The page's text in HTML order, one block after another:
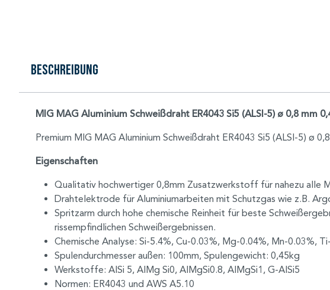
Beschreibung
MIG MAG Aluminium Schweißdraht ER4043 Si5 (ALSI-5) ø 0,8 mm
Premium MIG MAG Aluminium Schweißdraht ER4043 Si5 (ALSI-5) ø
Eigenschaften
Qualitativ hochwertiger 0,8mm Zusatzwerkstoff für nahezu alle
Drahtelektrode für Aluminiumarbeiten mit Schutzgas wie z.B.
Spritzarm durch hohe chemische Reinheit für beste
rissempfindlichen Schweißergebnissen.
Chemische Analyse: Si-5.4%, Cu-0.03%, Mg-0.04%, Mn-0.03%,
Spulendurchmesser außen: 100mm, Spulengewicht: 0,45kg
Werkstoffe: AlSi 5, AlMg Si0, AlMgSi0.8, AlMgSi1, G-AlSi5
Normen: ER4043 und AWS A5.10